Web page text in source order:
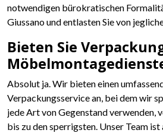
notwendigen bürokratischen
Giussano und entlasten Sie von
Bieten Sie
Absolut ja. Wir bieten einen
Verpackungsservice an, bei dem wir
jede Art von Gegenstand verwenden,
bis zu den sperrigsten. Unser Team ist